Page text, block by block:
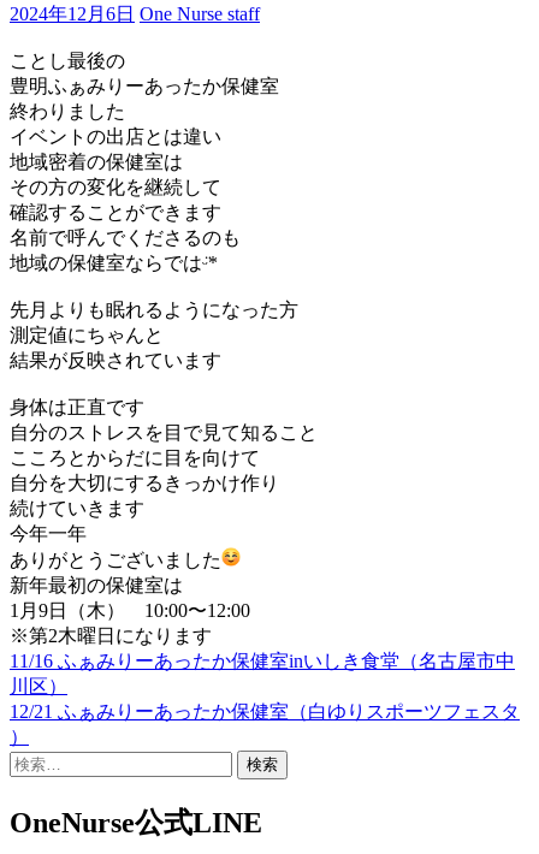
2024年12月6日 One Nurse staff
ことし最後の
豊明ふぁみりーあったか保健室
終わりました
イベントの出店とは違い
地域密着の保健室は
その方の変化を継続して
確認することができます
名前で呼んでくださるのも
地域の保健室ならではᵕ̈*
先月よりも眠れるようになった方
測定値にちゃんと
結果が反映されています
身体は正直です
自分のストレスを目で見て知ること
こころとからだに目を向けて
自分を大切にするきっかけ作り
続けていきます
今年一年
ありがとうございました
新年最初の保健室は
1月9日（木） 10:00〜12:00
※第2木曜日になります
投
稿
ナ
ビ
ゲ
11/16 ふぁみりーあったか保健室inいしき食堂（名古屋市中
川区）
12/21 ふぁみりーあったか保健室（白ゆりスポーツフェスタ
）
検
OneNurse公式LINE